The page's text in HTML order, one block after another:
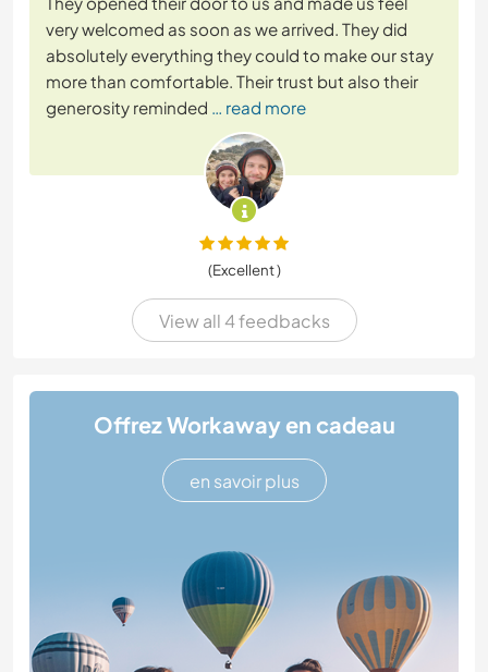
very welcomed as soon as we arrived. They did
absolutely everything they could to make our stay
more than comfortable. Their trust but also their
generosity reminded … read more
(Excellent )
View all 4 feedbacks
Offrez Workaway en cadeau
en savoir plus